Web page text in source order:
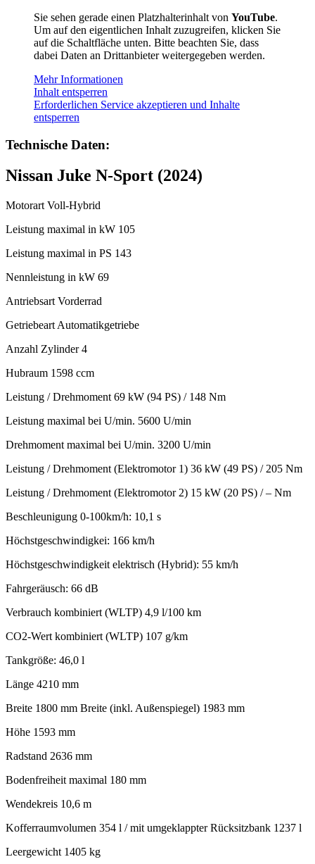
Sie sehen gerade einen Platzhalterinhalt von YouTube.
Um auf den eigentlichen Inhalt zuzugreifen, klicken Sie
auf die Schaltfläche unten. Bitte beachten Sie, dass
dabei Daten an Drittanbieter weitergegeben werden.
Mehr Informationen
Inhalt entsperren
Erforderlichen Service akzeptieren und Inhalte
entsperren
Technische Daten:
Nissan Juke N-Sport (2024)
Motorart Voll-Hybrid
Leistung maximal in kW 105
Leistung maximal in PS 143
Nennleistung in kW 69
Antriebsart Vorderrad
Getriebeart Automatikgetriebe
Anzahl Zylinder 4
Hubraum 1598 ccm
Leistung / Drehmoment 69 kW (94 PS) / 148 Nm
Leistung maximal bei U/min. 5600 U/min
Drehmoment maximal bei U/min. 3200 U/min
Leistung / Drehmoment (Elektromotor 1) 36 kW (49 PS) / 205 Nm
Leistung / Drehmoment (Elektromotor 2) 15 kW (20 PS) / – Nm
Beschleunigung 0-100km/h: 10,1 s
Höchstgeschwindigkei: 166 km/h
Höchstgeschwindigkeit elektrisch (Hybrid): 55 km/h
Fahrgeräusch: 66 dB
Verbrauch kombiniert (WLTP) 4,9 l/100 km
CO2-Wert kombiniert (WLTP) 107 g/km
Tankgröße: 46,0 l
Länge 4210 mm
Breite 1800 mm Breite (inkl. Außenspiegel) 1983 mm
Höhe 1593 mm
Radstand 2636 mm
Bodenfreiheit maximal 180 mm
Wendekreis 10,6 m
Kofferraumvolumen 354 l / mit umgeklappter Rücksitzbank 1237 l
Leergewicht 1405 kg